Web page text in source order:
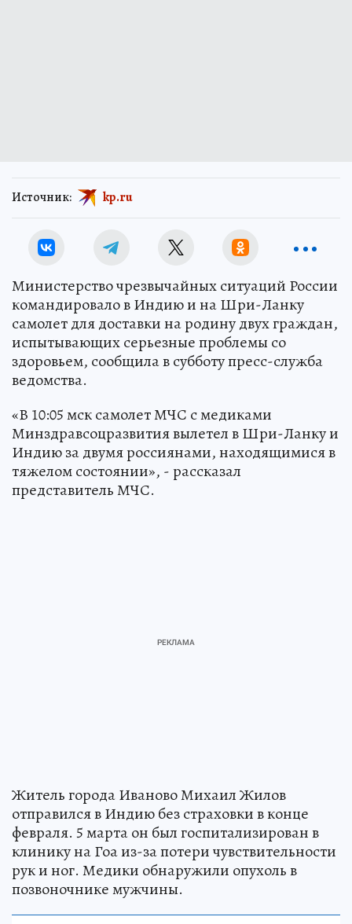
Источник: kp.ru
Министерство чрезвычайных ситуаций России
командировало в Индию и на Шри-Ланку
самолет для доставки на родину двух граждан,
испытывающих серьезные проблемы со
здоровьем, сообщила в субботу пресс-служба
ведомства.
«В 10:05 мск самолет МЧС с медиками
Минздравсоцразвития вылетел в Шри-Ланку и
Индию за двумя россиянами, находящимися в
тяжелом состоянии», - рассказал
представитель МЧС.
Житель города Иваново Михаил Жилов
отправился в Индию без страховки в конце
февраля. 5 марта он был госпитализирован в
клинику на Гоа из-за потери чувствительности
рук и ног. Медики обнаружили опухоль в
позвоночнике мужчины.